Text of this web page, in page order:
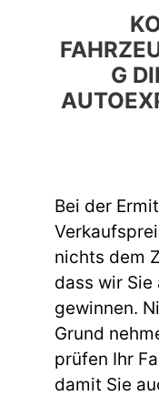
G
Bei der
nichts dem
dass wir Sie
gewinnen.
Grund
prüfen Ihr
damit Sie